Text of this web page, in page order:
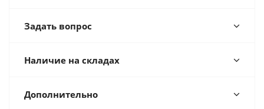
Задать вопрос
Наличие на складах
Дополнительно